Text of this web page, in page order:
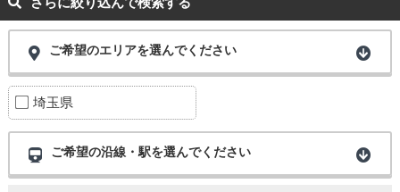
ご希望のエリアを選んでください
埼玉県
ご希望の沿線・駅を選んでください